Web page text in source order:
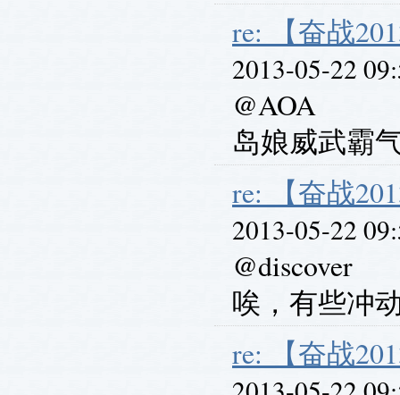
re: 【奋战
2013-05-22
@AOA
岛娘威武霸
re: 【奋战
2013-05-22
@discover
唉，有些冲
re: 【奋战